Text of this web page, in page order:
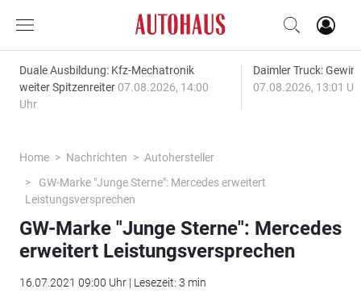
Duale Ausbildung: Kfz-Mechatronik
weiter Spitzenreiter 07.08.2026, 14:00
Uhr
Daimler Truck:
07.08.2026, 13:01
Home Nachrichten
Autohersteller
GW-Marke "Junge Sterne": Mercedes erweitert
Leistungsversprechen
GW-Marke "Junge Sterne": Mercedes
erweitert Leistungsversprechen
16.07.2021 09:00 Uhr | Lesezeit: 3 min